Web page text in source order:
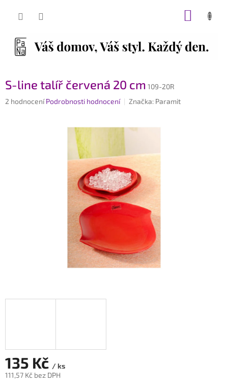
S-line talíř červená 20 cm 109-20R
Průměrné
2 hodnocení Podrobnosti hodnocení Značka: Paramit
135 Kč / ks
111,57 Kč bez DPH